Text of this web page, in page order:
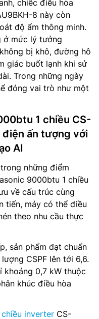
chiếc điều hòa
8 này còn
độ ẩm thông minh.
ở mức lý tưởng
bị khô, đường hô
giác buốt lạnh khi sử
Trong những ngày
đóng vai trò như một
1 chiều CS-
ấn tượng với
AI
những điểm
9000btu 1 chiều
về cấu trúc cùng
tiến, máy có thể điều
theo nhu cầu thực
sản phẩm đạt chuẩn
CSPF lên tới 6,6.
khoảng 0,7 kW thuộc
khúc điều hòa
inverter CS-